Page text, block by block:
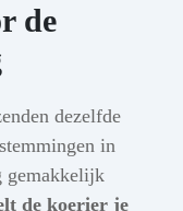
de
dezelfde
in
gemakkelijk
de koerier je